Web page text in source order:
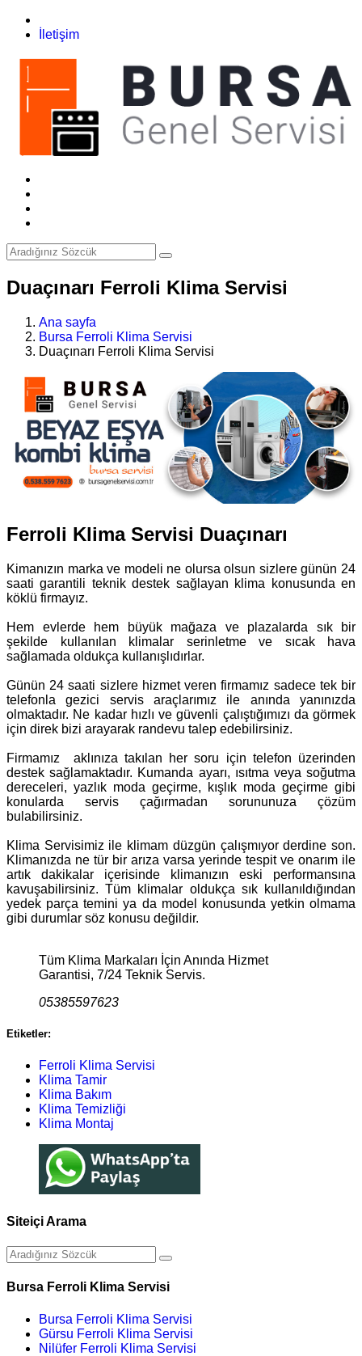
İletişim
Duaçınarı Ferroli Klima Servisi
Ana sayfa
Bursa Ferroli Klima Servisi
Duaçınarı Ferroli Klima Servisi
Ferroli Klima Servisi Duaçınarı
Kimanızın marka ve modeli ne olursa olsun sizlere günün 24
saati garantili teknik destek sağlayan klima konusunda en
köklü firmayız.
Hem evlerde hem büyük mağaza ve plazalarda sık bir
şekilde kullanılan klimalar serinletme ve sıcak hava
sağlamada oldukça kullanışlıdırlar.
Günün 24 saati sizlere hizmet veren firmamız sadece tek bir
telefonla gezici servis araçlarımız ile anında yanınızda
olmaktadır. Ne kadar hızlı ve güvenli çalıştığımızı da görmek
için direk bizi arayarak randevu talep edebilirsiniz.
Firmamız aklınıza takılan her soru için telefon üzerinden
destek sağlamaktadır. Kumanda ayarı, ısıtma veya soğutma
dereceleri, yazlık moda geçirme, kışlık moda geçirme gibi
konularda servis çağırmadan sorununuza çözüm
bulabilirsiniz.
Klima Servisimiz ile klimam düzgün çalışmıyor derdine son.
Klimanızda ne tür bir arıza varsa yerinde tespit ve onarım ile
artık dakikalar içerisinde klimanızın eski performansına
kavuşabilirsiniz. Tüm klimalar oldukça sık kullanıldığından
yedek parça temini ya da model konusunda yetkin olmama
gibi durumlar söz konusu değildir.
Tüm Klima Markaları İçin Anında Hizmet
Garantisi, 7/24 Teknik Servis.
05385597623
Etiketler:
Ferroli Klima Servisi
Klima Tamir
Klima Bakım
Klima Temizliği
Klima Montaj
Siteiçi Arama
Bursa Ferroli Klima Servisi
Bursa Ferroli Klima Servisi
Gürsu Ferroli Klima Servisi
Nilüfer Ferroli Klima Servisi